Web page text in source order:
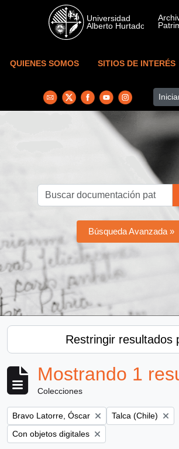
Skip to main content
QUIENES SOMOS SITIOS DE INTERÉS
Búsqueda Avanzada »
Restringir resultados
Mostrando 1
Colecciones
Remove filter:
Bravo Latorre, Óscar Remove filter:
Talca (Chile)
Remove filter:
Con objetos digitales